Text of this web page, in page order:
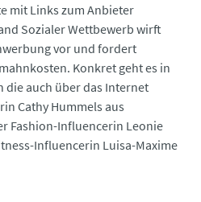
mit Links zum Anbieter
Sozialer Wettbewerb wirft
vor und fordert
Konkret geht es in
die auch über das Internet
Cathy Hummels aus
Fashion-Influencerin Leonie
Influencerin Luisa-Maxime